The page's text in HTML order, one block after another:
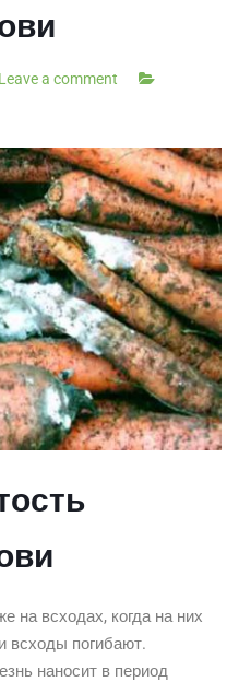
Leave a comment
на всходах, когда на них
всходы погибают.
наносит в период